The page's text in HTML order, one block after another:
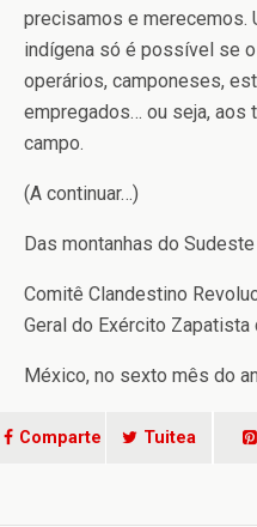
precisamos e merecemos.
indígena só é possível se
operários, camponeses,
empregados… ou seja, aos
campo.
(A continuar…)
Das montanhas do
Comitê Clandestino
Geral do Exército Zapatista
México, no sexto mês do
Comparte Tuitea